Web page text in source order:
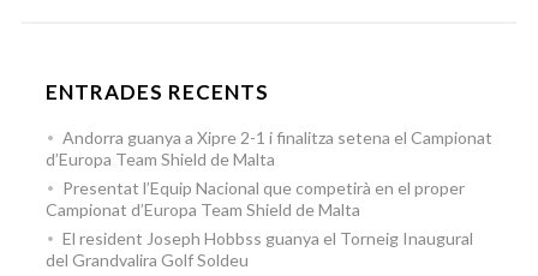
ENTRADES RECENTS
Andorra guanya a Xipre 2-1 i finalitza setena el Campionat
d’Europa Team Shield de Malta
Presentat l’Equip Nacional que competirà en el proper
Campionat d’Europa Team Shield de Malta
El resident Joseph Hobbss guanya el Torneig Inaugural
del Grandvalira Golf Soldeu